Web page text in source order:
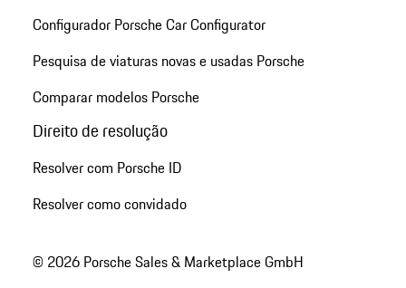
Configurador Porsche Car Configurator
Pesquisa de viaturas novas e usadas Porsche
Comparar modelos Porsche
Direito de resolução
Resolver com Porsche ID
Resolver como convidado
© 2026 Porsche Sales & Marketplace GmbH